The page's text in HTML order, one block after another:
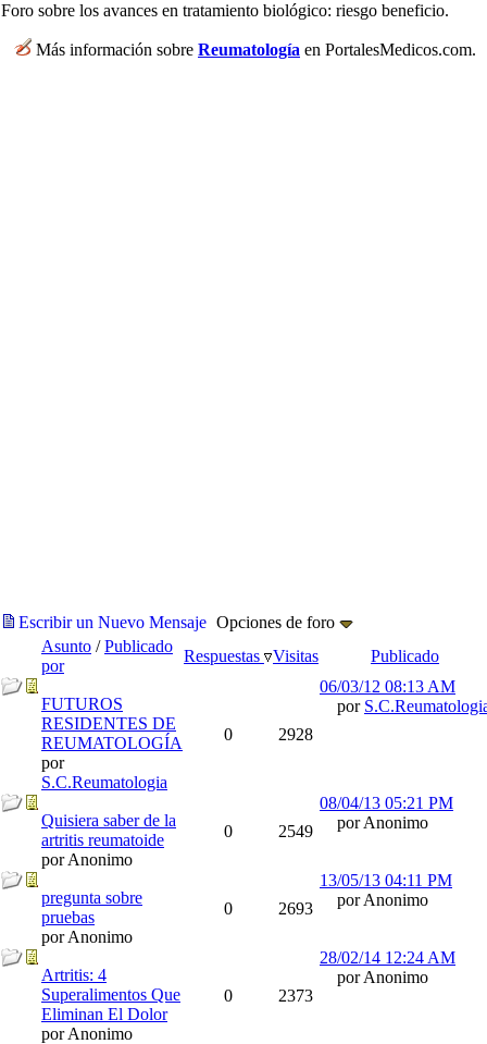
Foro sobre los avances en tratamiento biológico: riesgo beneficio.
Más información sobre Reumatología en PortalesMedicos.com.
Escribir un Nuevo Mensaje Opciones de foro
Asunto /Publicado
por
Respuestas Visitas Publicado
FUTUROS
RESIDENTES DE
REUMATOLOGÍA
por
S.C.Reumatologia
0 2928
06/03/12 08:13 AM
por
Quisiera saber de la
artritis reumatoide
por Anonimo
0 2549
08/04/13 05:21 PM
por Anonimo
pregunta sobre
pruebas
por Anonimo
0 2693
13/05/13 04:11 PM
por Anonimo
Artritis: 4
Superalimentos Que
Eliminan El Dolor
por Anonimo
0 2373
28/02/14 12:24 AM
por Anonimo